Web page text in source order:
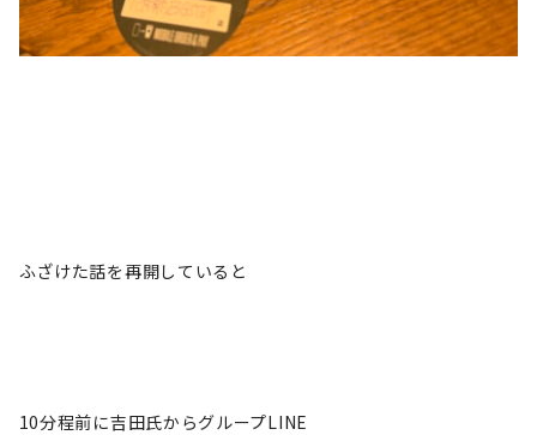
ふざけた話を再開していると
10分程前に吉田氏からグループLINE